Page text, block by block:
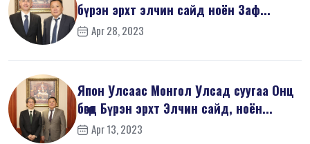
бүрэн эрхт элчин сайд ноён Заф...
Apr 28, 2023
Япон Улсаас Монгол Улсад суугаа Онц
бөгөөд Бүрэн эрхт Элчин сайд, ноён...
Apr 13, 2023